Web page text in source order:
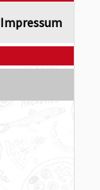
Impressum